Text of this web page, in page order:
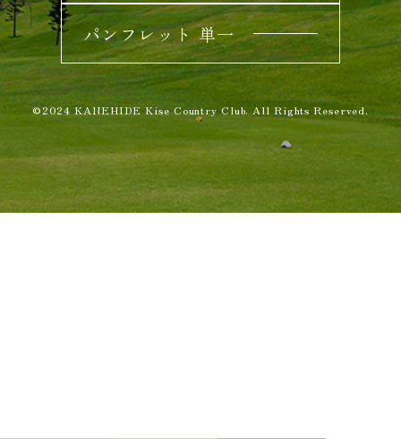
パンフレット 単一
©2024 KANEHIDE Kise Country Club. All Rights Reserved.